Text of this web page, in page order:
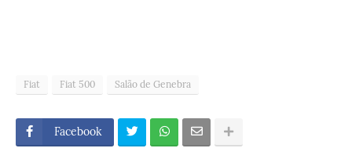
Fiat Fiat 500 Salão de Genebra
Facebook